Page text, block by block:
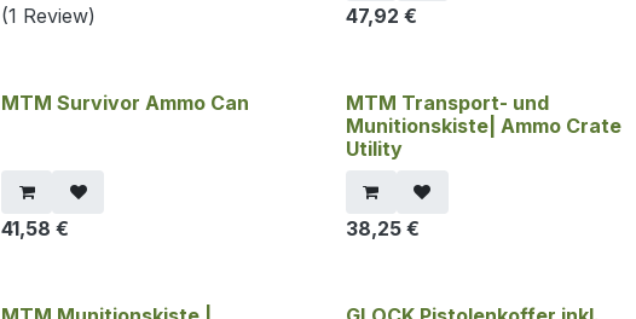
(1 Review)
47,92 €
MTM Survivor Ammo Can
41,58 €
MTM Transport- und
Munitionskiste| Ammo Crate
Utility
38,25€